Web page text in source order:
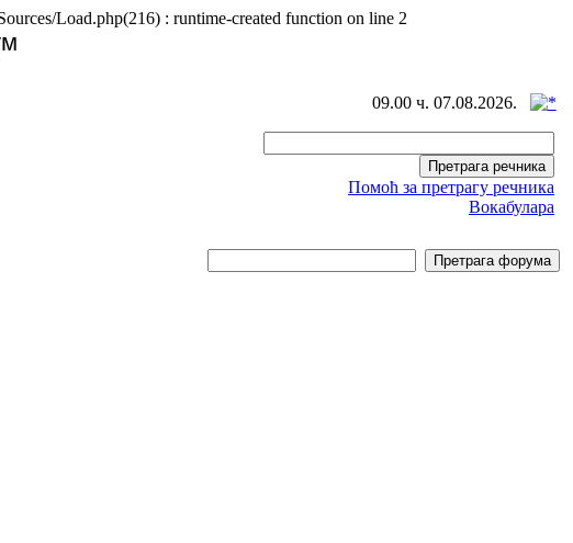
Load.php(216) : runtime-created function on line 2
09.00 ч. 07.08.2026.
Помоћ за претрагу речника
Вокабулара